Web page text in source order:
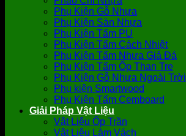
Phụ Kiện Gỗ Nhựa
Phụ Kiện Sàn Nhựa
Phụ Kiện Tấm PU
Phụ Kiện Tấm Cách Nhiệt
Phụ Kiện Tấm Nhựa Giả Đá
Phụ Kiện Tấm Ốp Than Tre
Phụ Kiện Gỗ Nhựa Ngoài Trời
Phụ kiện Smartwood
Phụ Kiện Tấm Cemboard
Giải Pháp Vật Liệu
Vật Liệu Ốp Trần
Vật Liệu Làm Vách